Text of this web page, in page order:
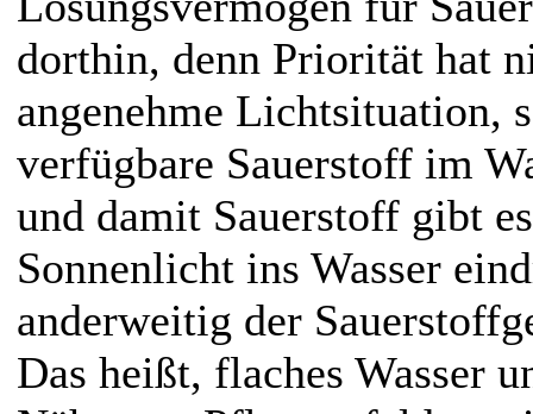
dorthin, denn Priorität hat
angenehme Lichtsituation,
verfügbare Sauerstoff im
und damit Sauerstoff gibt
Sonnenlicht ins Wasser
anderweitig der
Das heißt, flaches Wasser